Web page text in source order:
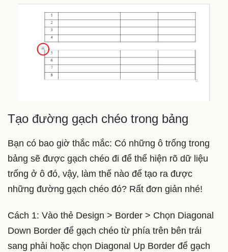
Tạo đường gạch chéo trong bảng
Bạn có bao giờ thắc mắc: Có những ô trống trong
bảng sẽ được gạch chéo đi để thể hiện rõ dữ liệu
trống ở ô đó, vậy, làm thế nào để tạo ra được
những đường gạch chéo đó? Rất đơn giản nhé!
Cách 1: Vào thẻ Design > Border > Chọn Diagonal
Down Border để gạch chéo từ phía trên bên trái
sang phải hoặc chọn Diagonal Up Border để gạch